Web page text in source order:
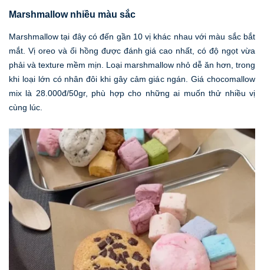
Marshmallow nhiều màu sắc
Marshmallow tại đây có đến gần 10 vị khác nhau với màu sắc bắt
mắt. Vị oreo và ổi hồng được đánh giá cao nhất, có độ ngọt vừa
phải và texture mềm mịn. Loại marshmallow nhỏ dễ ăn hơn, trong
khi loại lớn có nhân đôi khi gây cảm giác ngán. Giá chocomallow
mix là 28.000đ/50gr, phù hợp cho những ai muốn thử nhiều vị
cùng lúc.